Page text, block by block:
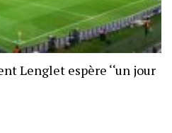
Lenglet espère ‘‘un jour